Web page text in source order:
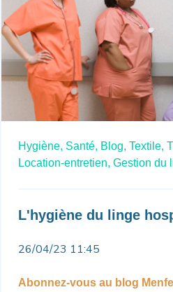
Hygiène, Santé, Blog, Textile,
Location-entretien, Gestion du
L'hygiène du linge
26/04/23 11:45
Abonnez-vous au blog